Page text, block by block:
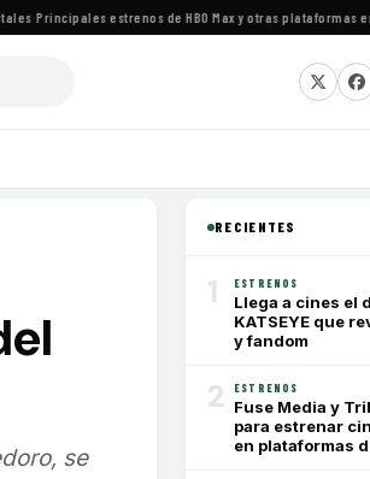
·Principales estrenos de HBO Max y otras plataformas en
se
RECIENTES
1 ESTRENOS
Llega a cines el
KATSEYE que
y fandom
2 ESTRENOS
Fuse Media y
para estrenar
en plataformas